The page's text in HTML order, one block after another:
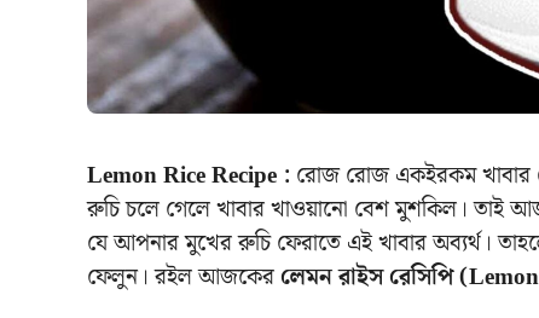
Lemon Rice Recipe : রোজ রোজ একইরকম খাবার
রুচি চলে গেলে খাবার খাওয়ানো বেশ মুশকিল। তাই
যে আপনার মুখের রুচি ফেরাতে এই খাবার অব্যর্থ।
ফেলুন। রইল আজকেরলেমন রাইস রেসিপি